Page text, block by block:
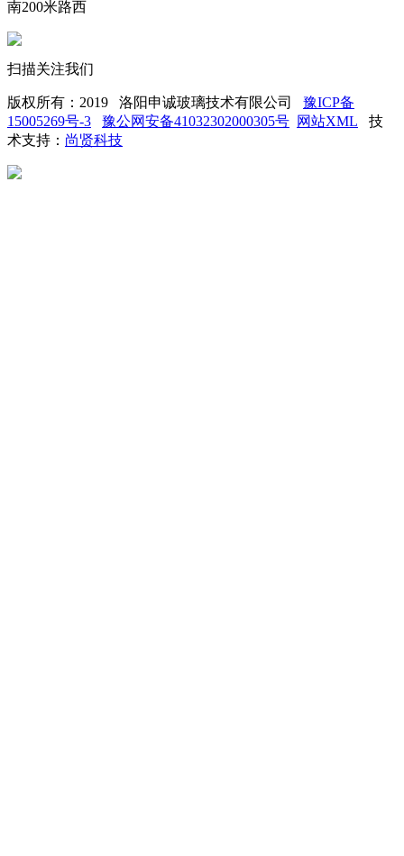
南200米路西
扫描关注我们
版权所有：2019 洛阳申诚玻璃技术有限公司 豫ICP备
15005269号-3
豫公网安备41032302000305号 网站XML 技
术支持： 尚贤科技